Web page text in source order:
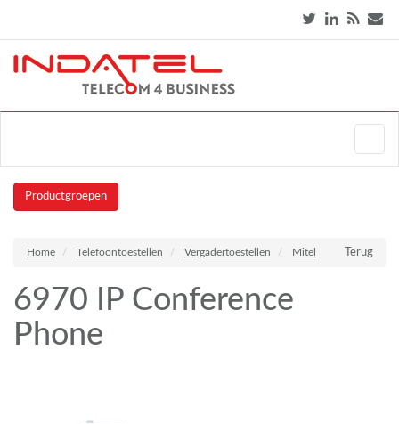
Productgroepen
Terug
Home Telefoontoestellen Vergadertoestellen Mitel
6970 IP Conference
Phone